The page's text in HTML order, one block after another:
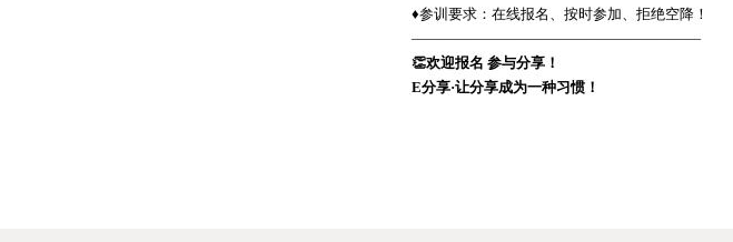
♦️参训要求：在线报名、按时参加、拒绝空降！
————————————————————
👏欢迎报名 参与分享！
E分享·让分享成为一种习惯！